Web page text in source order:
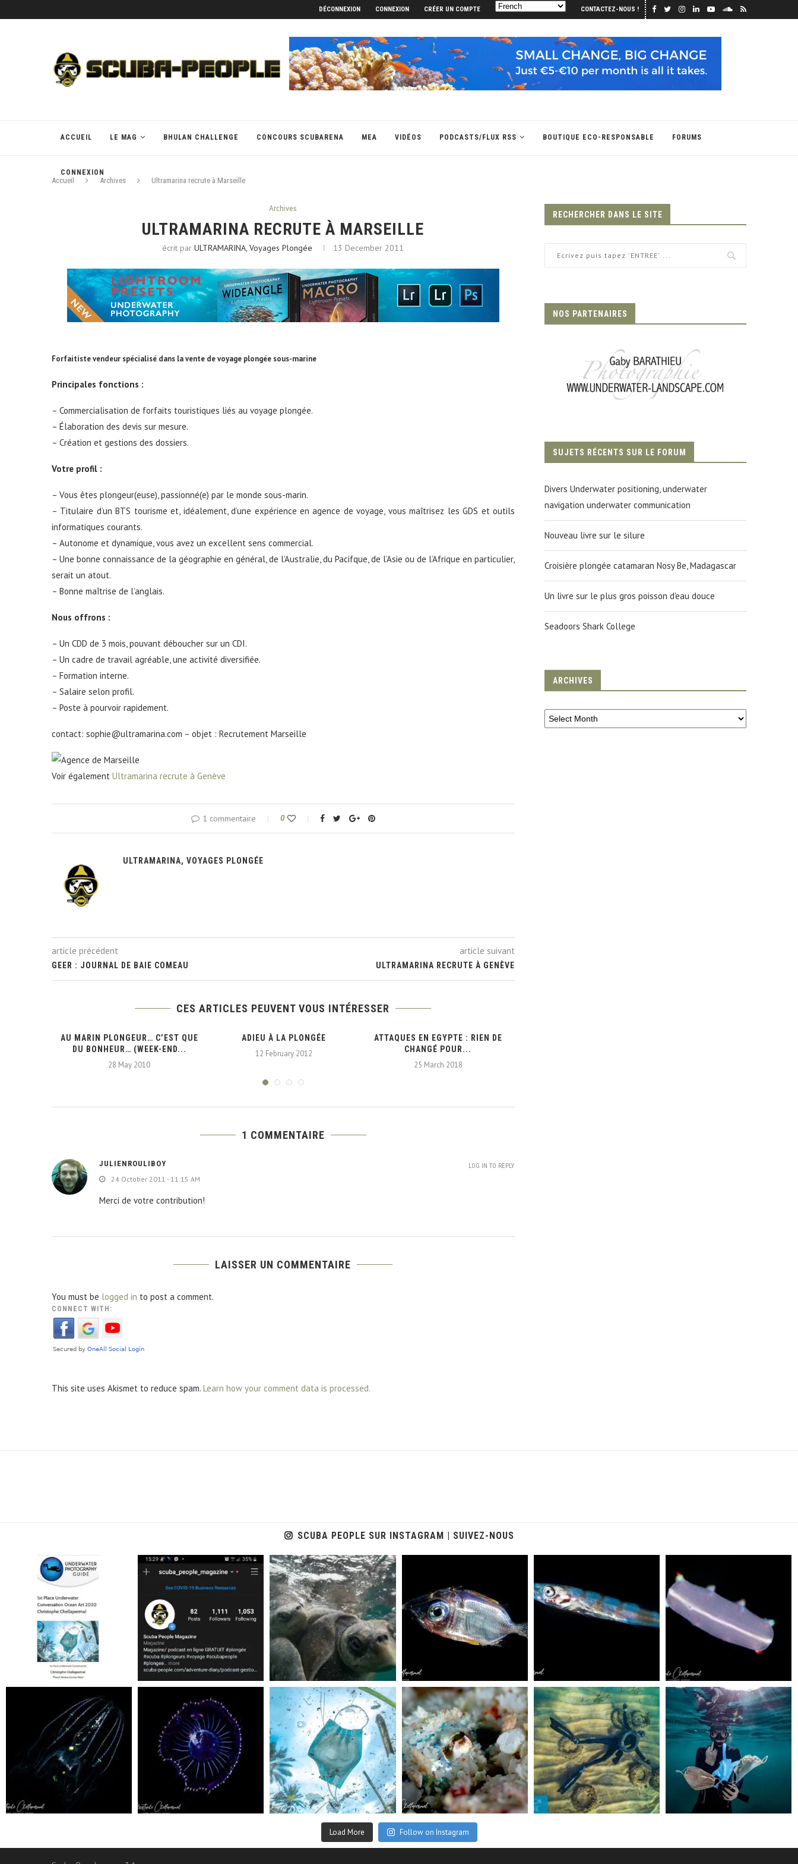
DÉCONNEXION CONNEXION CRÉER UN COMPTE CONTACTEZ-NOUS !
ACCUEIL LE MAG BHULAN CHALLENGE CONCOURS SCUBARENA MEA VIDÉOS PODCASTS/FLUX RSS BOUTIQUE ECO-RESPONSABLE FORUMS
CONNEXION
Accueil Archives Ultramarina recrute à Marseille
Archives
ULTRAMARINA RECRUTE À MARSEILLE
écrit parULTRAMARINA, Voyages Plongée 13 December 2011
Forfaitiste vendeur spécialisé dans la vente de voyage plongée sous-marine
Principales fonctions :
– Commercialisation de forfaits touristiques liés au voyage plongée.
– Élaboration des devis sur mesure.
– Création et gestions des dossiers.
Votre profil :
– Vous êtes plongeur(euse), passionné(e) par le monde sous-marin.
– Titulaire d’un BTS tourisme et, idéalement, d’une expérience en agence de voyage, vous maîtrisez les GDS et outils
informatiques courants.
– Autonome et dynamique, vous avez un excellent sens commercial.
– Une bonne connaissance de la géographie en général, de l’Australie, du Pacifque, de l’Asie ou de l’Afrique en particulier,
serait un atout.
– Bonne maîtrise de l’anglais.
Nous offrons :
– Un CDD de 3 mois, pouvant déboucher sur un CDI.
– Un cadre de travail agréable, une activité diversifiée.
– Formation interne.
– Salaire selon profil.
– Poste à pourvoir rapidement.
contact: sophie@ultramarina.com – objet : Recrutement Marseille
Voir également Ultramarina recrute à Genève
1 commentaire 0
ULTRAMARINA, VOYAGES PLONGÉE
article précédent
GEER : JOURNAL DE BAIE COMEAU
article suivant
ULTRAMARINA RECRUTE À GENÈVE
CES ARTICLES PEUVENT VOUS INTÉRESSER
AU MARIN PLONGEUR… C’EST QUE
DU BONHEUR… (WEEK-END...
28 May 2010
ADIEU À LA PLONGÉE
12 February 2012
ATTAQUES EN EGYPTE : RIEN DE
CHANGÉ POUR...
25 March 2018
1 COMMENTAIRE
JULIENROULIBOY
24 October 2011 - 11:15 AM
Merci de votre contribution!
LOG IN TO REPLY
LAISSER UN COMMENTAIRE
You must be logged in to post a comment.
CONNECT WITH:
This site uses Akismet to reduce spam. Learn how your comment data is processed.
RECHERCHER DANS LE SITE
NOS PARTENAIRES
SUJETS RÉCENTS SUR LE FORUM
Divers Underwater positioning, underwater
navigation underwater communication
Nouveau livre sur le silure
Croisière plongée catamaran Nosy Be, Madagascar
Un livre sur le plus gros poisson d'eau douce
Seadoors Shark College
ARCHIVES
SCUBA PEOPLE SUR INSTAGRAM | SUIVEZ-NOUS
scuba_people_magazine
Jan 17
scuba_people_magazine
Nov 5
scuba_people_magazine
Nov 5
Sep 24
scuba_people_magazine scuba_people_magazine
Sep 2
scuba_people_magazine
Aug 14
scuba_people_magazine
Jun 15
scuba_people_magazine
May 31
Load More Follow on Instagram